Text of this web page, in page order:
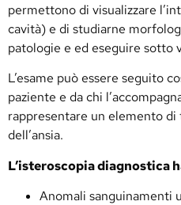
permettono di visualizzare
cavità) e di studiarne
patologie e ed eseguire sotto
L’esame può essere seguito
paziente e da chi
rappresentare un elemento
dell’ansia.
L’isteroscopia diagnostica
Anomali sanguinamenti